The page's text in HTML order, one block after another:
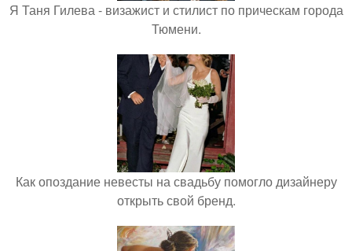
Я Таня Гилева - визажист и стилист по прическам города
Тюмени.
Как опоздание невесты на свадьбу помогло дизайнеру
открыть свой бренд.